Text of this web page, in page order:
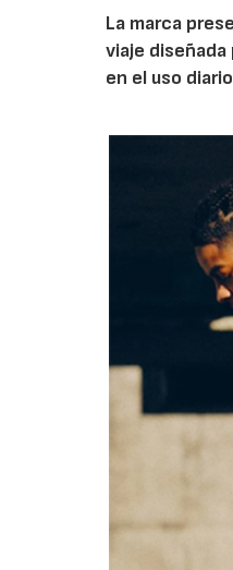
La marca
viaje
en el uso